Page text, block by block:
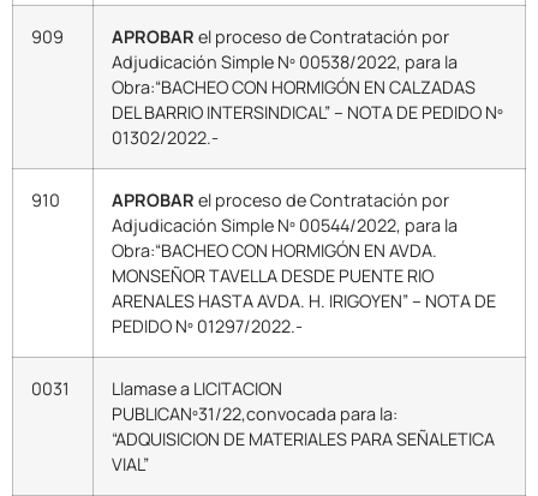
909 APROBAR el proceso de Contratación por
Adjudicación Simple Nº 00538/2022, para la
Obra:“BACHEO CON HORMIGÓN EN CALZADAS
DEL BARRIO INTERSINDICAL” – NOTA DE PEDIDO Nº
01302/2022.-
910 APROBAR el proceso de Contratación por
Adjudicación Simple Nº 00544/2022, para la
Obra:“BACHEO CON HORMIGÓN EN AVDA.
MONSEÑOR TAVELLA DESDE PUENTE RIO
ARENALES HASTA AVDA. H. IRIGOYEN” – NOTA DE
PEDIDO Nº 01297/2022.-
0031
Llamase a LICITACION
PUBLICANº31/22,convocada para la:
“ADQUISICION DE MATERIALES PARA SEÑALETICA
VIAL”